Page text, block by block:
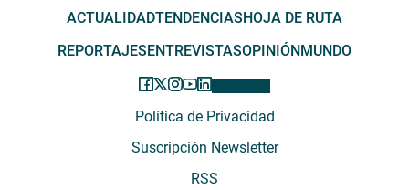
ACTUALIDADTENDENCIASHOJA DE RUTA
REPORTAJESENTREVISTASOPINIÓNMUNDO
Política de Privacidad
Suscripción Newsletter
RSS